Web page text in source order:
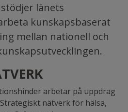
länets
kunskapsbaserat
mellan nationell och
arbetar på uppdrag
nätverk för hälsa,